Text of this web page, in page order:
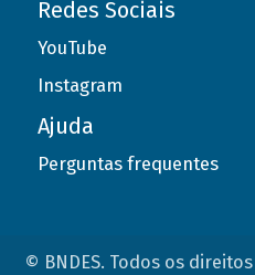
Redes Sociais
YouTube
Instagram
Ajuda
Perguntas frequentes
© BNDES. Todos os